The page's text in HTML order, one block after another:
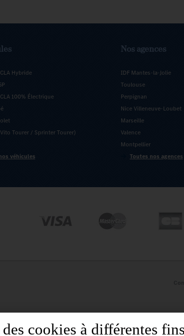
Hybride
100% Électrique
Tourer / Sprinter Tourer)
véhicules
Nos agences
IDF Mantes-la-Jolie
Toulouse
Perpignan
Nice Villeneuve-Loubet
Marseille
Valence
Montpellier
Toutes nos agences
cookies à différentes fins